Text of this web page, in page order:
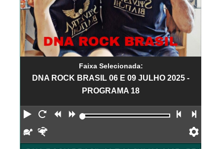
Faixa Selecionada:
DNA ROCK BRASIL 06 E 09 JULHO 2025 -
PROGRAMA 18
Reproduzir
Reiniciar
Retroceder
Avançar Faixa
Devagar